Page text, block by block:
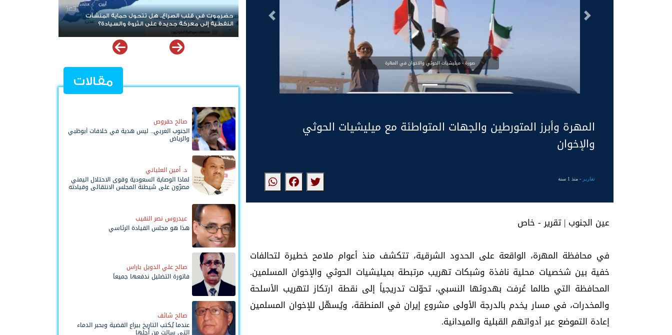
صورة - ميليشيات الحوثي والاخوان في المهرة
التالى السابق
المهرة وأبرز المتورطين والجهات المتواطئة مع ميليشيات الحوثي
والإخوان
تقارير - منذ 1 سنة
عين الجنوب | تقرير - خاص
في محافظة المهرة، الواقعة على الحدود الشرقية، تتكشف منذ أعوام ملامح خطيرة لتحالفات
خفية بين شخصيات محلية نافذة وشبكات تهريب مرتبطة بميليشيات الحوثي والإخوان المسلمين.
المحافظة التي طالما عُرفت بهدوئها النسبي، تحوّلت تدريجياً إلى نقطة ارتكاز لتهريب الأسلحة
والمخدرات، في مسار يخدم بالدرجة الأولى مشروع إيران في المنطقة، ويُسهّل للإخوان المسلمين
إعادة التموضع عبر أدواتهم القبلية والميدانية.
حضرموت في قلب الصراع.. هل تتحول حماية المنشآت
النفطية إلى معركة جديدة على الثروة والسيادة؟
بعد حرب الممرات وتمدد الإرهاب.. هل يقترب العالم من إعادة
قراءة قضية شعب الجنوب؟
مقالات
صالح حقروص
الجنوب العربي.. ليس هدية في خلافات أبوظبي
والرياض
د. أمين العلياني
لماذا الوصاية السعودية وقوى الاحتلال اليمني
مصرّون على شيطنة المجلس الانتقالي وقيادته
عيدروس نصر النقيب
هذا هو مجلس القيادة الرئاسي
صالح علي الدويل باراس
فاتورة التضليل ندفعها جميعاً
صالح شائف
عندما يُكتب التاريخ بيراع القضية وبحبر الدماء
التي سالت من أجلها